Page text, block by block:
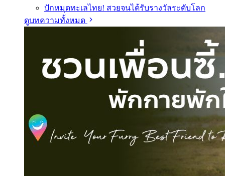
ปักหมุดทะเลไทย! สวยจนได้รับรางวัลระดับโลก
ดูบทความทั้งหมด